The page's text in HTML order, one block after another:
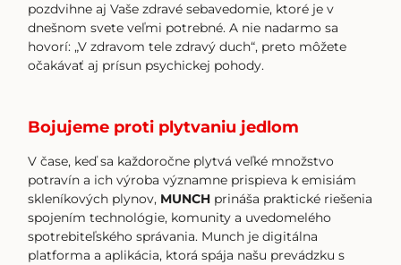
pozdvihne aj Vaše zdravé sebavedomie, ktoré je v
dnešnom svete veľmi potrebné. A nie nadarmo sa
hovorí: „V zdravom tele zdravý duch“, preto môžete
očakávať aj prísun psychickej pohody.
Bojujeme proti plytvaniu jedlom
V čase, keď sa každoročne plytvá veľké množstvo
potravín a ich výroba významne prispieva k emisiám
skleníkových plynov, MUNCH prináša praktické riešenia
spojením technológie, komunity a uvedomelého
spotrebiteľského správania. Munch je digitálna
platforma a aplikácia, ktorá spája našu prevádzku s